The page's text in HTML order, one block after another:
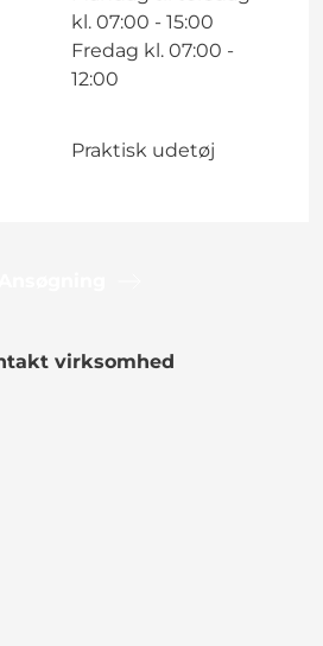
kl. 07:00 - 15:00
Fredag kl. 07:00 -
12:00
Praktisk udetøj
virksomhed